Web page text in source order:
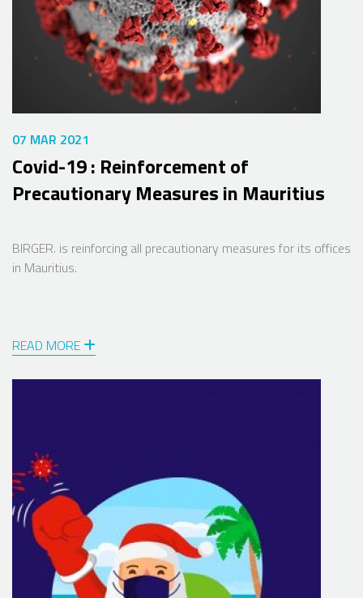
07 MAR 2021
Covid-19 : Reinforcement of
Precautionary Measures in Mauritius
BIRGER. is reinforcing all precautionary measures for its offices
in Mauritius.
READ MORE